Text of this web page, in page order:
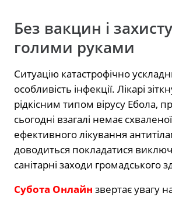
Без вакцин і
голими руками
Ситуацію катастрофічно
особливість інфекції. Лікарі
рідкісним типом вірусу Ебола,
сьогодні взагалі немає
ефективного лікування
доводиться покладатися
санітарні заходи громадського
Субота Онлайн звертає увагу